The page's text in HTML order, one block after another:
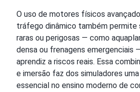
O uso de motores físicos
tráfego dinâmico também permite
raras ou perigosas — como
densa ou frenagens emergenciais
aprendiz a riscos reais. Essa
e imersão faz dos simuladores
essencial no ensino moderno de